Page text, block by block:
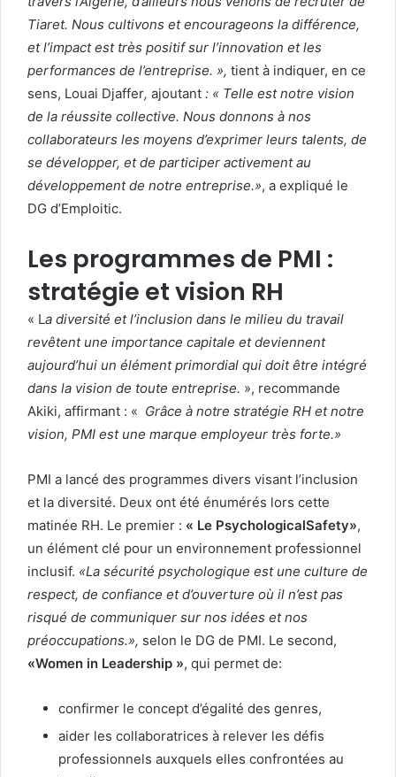
Tiaret. Nous cultivons et encourageons la différence,
et l’impact est très positif sur l’innovation et les
performances de l’entreprise. », tient à indiquer, en ce
sens, Louai Djaffer, ajoutant : « Telle est notre vision
de la réussite collective. Nous donnons à nos
collaborateurs les moyens d’exprimer leurs talents, de
se développer, et de participer activement au
développement de notre entreprise.», a expliqué le
DG d’Emploitic.
Les programmes de PMI :
stratégie et vision RH
« La diversité et l’inclusion dans le milieu du travail
revêtent une importance capitale et deviennent
aujourd’hui un élément primordial qui doit être intégré
dans la vision de toute entreprise. », recommande
Akiki, affirmant : « Grâce à notre stratégie RH et notre
vision, PMI est une marque employeur très forte.»
PMI a lancé des programmes divers visant l’inclusion
et la diversité. Deux ont été énumérés lors cette
matinée RH. Le premier : « Le PsychologicalSafety»,
un élément clé pour un environnement professionnel
inclusif. «La sécurité psychologique est une culture de
respect, de confiance et d’ouverture où il n’est pas
risqué de communiquer sur nos idées et nos
préoccupations.», selon le DG de PMI. Le second,
«Women in Leadership », qui permet de:
confirmer le concept d’égalité des genres,
aider les collaboratrices à relever les défis
professionnels auxquels elles confrontées au